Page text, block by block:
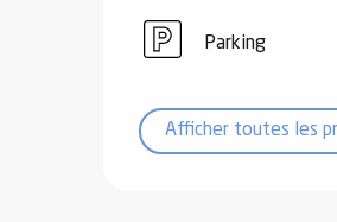
Parking
Afficher toutes les